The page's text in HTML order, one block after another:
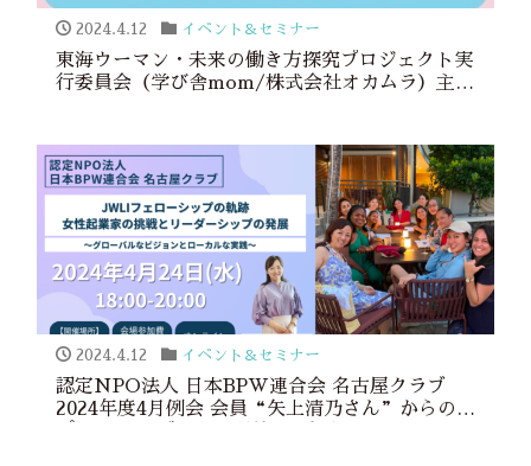
2024.4.12 イベント＆セミナー
東海ウーマン・未来の働き方探究プロジェクト実
行委員会（学び舎mom/株式会社オカムラ）主催
2024.4.12 イベント＆セミナー
認定NPO法人 日本BPW連合会 名古屋クラブ
2024年度4月例会 会員“矢上清乃さん”からのレ